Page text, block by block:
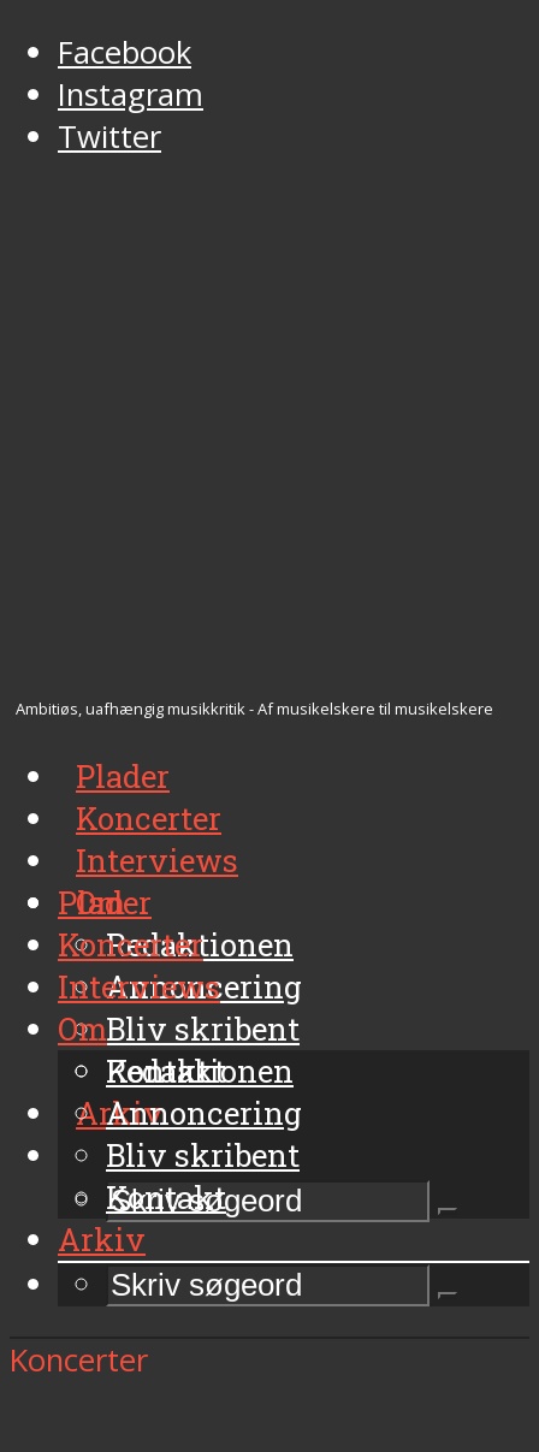
Facebook
Instagram
Twitter
Ambitiøs, uafhængig musikkritik - Af musikelskere til musikelskere
Plader
Koncerter
Interviews
Om
Redaktionen
Annoncering
Bliv skribent
Kontakt
Arkiv
Plader
Koncerter
Interviews
Om
Redaktionen
Annoncering
Bliv skribent
Kontakt
Arkiv
Koncerter